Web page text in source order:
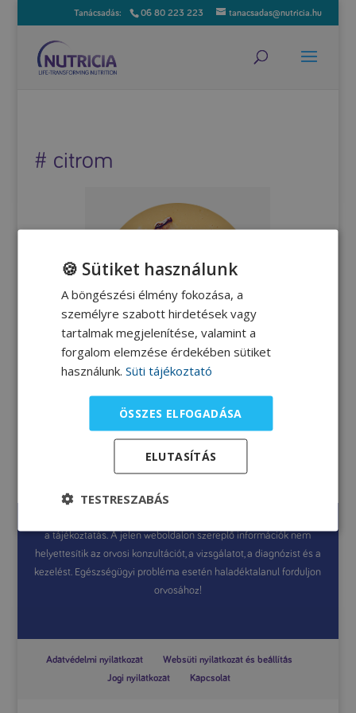
06 80 223 223 tanacsadas@nutricia.hu
# citrom
Őszibarack leves
Molnár Andrea dietetikus receptje.
a tájékoztatás. A jelen weboldalon szereplő információk nem
helyettesítik az orvosi konzultációt, a vizsgálatot, a diagnózist és a
kezelést. Egészségügyi probléma esetén haladéktalanul forduljon
orvosához!
Adatvédelmi nyilatkozat
Websüti nyilatkozat és beállítás
Jogi nyilatkozat
Kapcsolat
🍪 Sütiket használunk
A böngészési élmény fokozása, a
személyre szabott hirdetések vagy
tartalmak megjelenítése, valamint a
forgalom elemzése érdekében sütiket
használunk. Süti tájékoztató
ÖSSZES ELFOGADÁSA
ELUTASÍTÁS
TESTRESZABÁS